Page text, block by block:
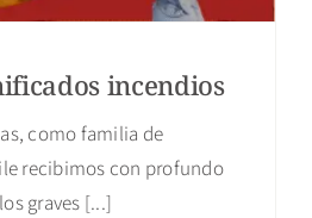
incendios
como familia de
recibimos con profundo
graves [...]